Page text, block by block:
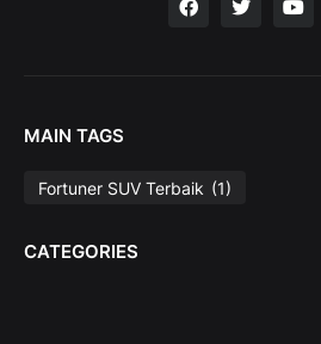
MAIN TAGS
Fortuner SUV Terbaik (1)
CATEGORIES